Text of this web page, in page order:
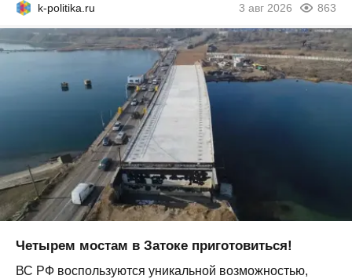
k-politika.ru 3 авг 2026 863
Четырем мостам в Затоке приготовиться!
ВС РФ воспользуются уникальной возможностью,